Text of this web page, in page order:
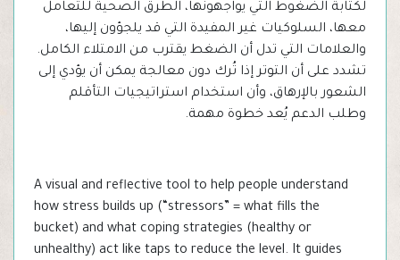
لكتابة الضغوط التي يواجهونها، الطرق الصحية للتعامل
معها، السلوكيات غير المفيدة التي قد يلجؤون إليها،
والعلامات التي تدل أن الضغط يقترب من الامتلاء الكامل.
تشدد على أن التوتر إذا تُرك دون معالجة يمكن أن يؤدي إلى
الشعور بالإرهاق، وأن استخدام استراتيجيات التأقلم
وطلب الدعم يُعد خطوة مهمة.
A visual and reflective tool to help people understand
how stress builds up (“stressors” = what fills the
bucket) and what coping strategies (healthy or
unhealthy) act like taps to reduce the level. It guides